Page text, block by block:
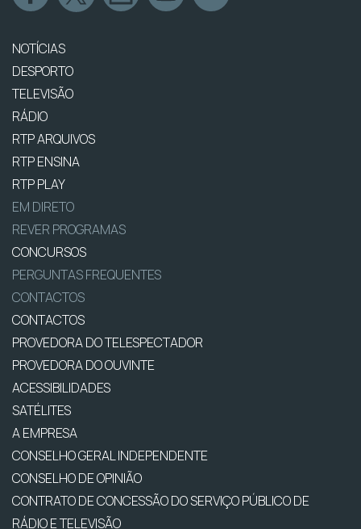
NOTÍCIAS
DESPORTO
TELEVISÃO
RÁDIO
RTP ARQUIVOS
RTP ENSINA
RTP PLAY
EM DIRETO
REVER PROGRAMAS
CONCURSOS
PERGUNTAS FREQUENTES
CONTACTOS
CONTACTOS
PROVEDORA DO TELESPECTADOR
PROVEDORA DO OUVINTE
ACESSIBILIDADES
SATÉLITES
A EMPRESA
CONSELHO GERAL INDEPENDENTE
CONSELHO DE OPINIÃO
CONTRATO DE CONCESSÃO DO SERVIÇO PÚBLICO DE
RÁDIO E TELEVISÃO